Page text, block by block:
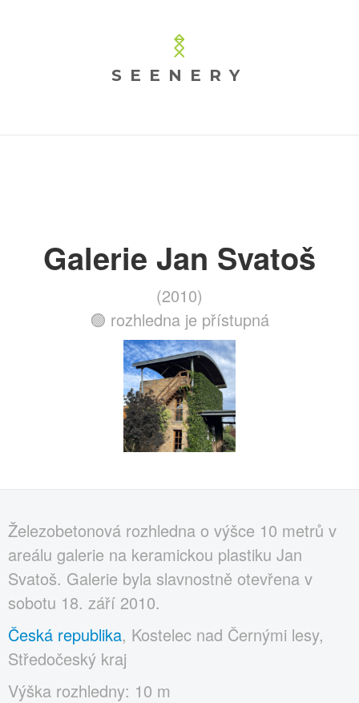
SEENERY
Galerie Jan Svatoš
(2010)
🟢 rozhledna je přístupná
Železobetonová rozhledna o výšce 10 metrů v
areálu galerie na keramickou plastiku Jan
Svatoš. Galerie byla slavnostně otevřena v
sobotu 18. září 2010.
Česká republika, Kostelec nad Černými lesy,
Středočeský kraj
Výška rozhledny: 10 m